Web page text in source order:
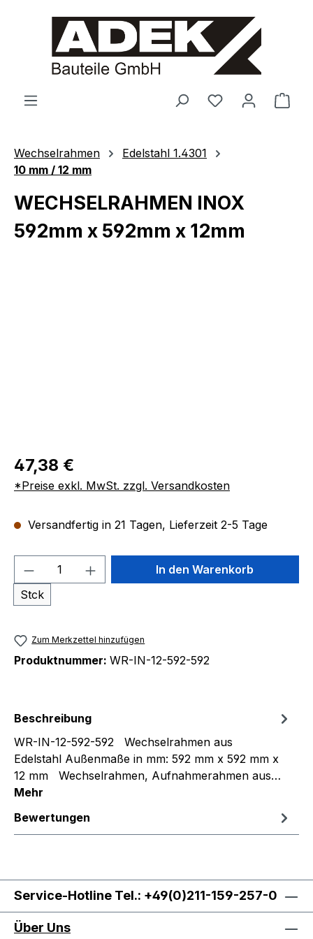
springen
Wechselrahmen
Edelstahl 1.4301
10 mm / 12 mm
WECHSELRAHMEN INOX
592mm x 592mm x 12mm
47,38 €
*Preise exkl. MwSt. zzgl. Versandkosten
Versandfertig in 21 Tagen, Lieferzeit 2-5 Tage
Produkt Anzahl: Gib den
Stck
In den Warenkorb
Zum Merkzettel hinzufügen
Produktnummer: WR-IN-12-592-592
Beschreibung
WR-IN-12-592-592 Wechselrahmen aus
Edelstahl Außenmaße in mm: 592 mm x 592 mm x
12 mm Wechselrahmen, Aufnahmerahmen aus…
Mehr
Bewertungen
Service-Hotline Tel.: +49(0)211-159-257-0
Über Uns